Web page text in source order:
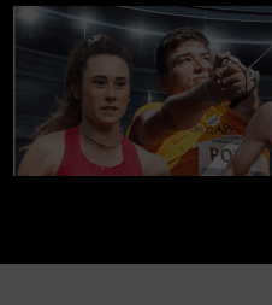
Zum